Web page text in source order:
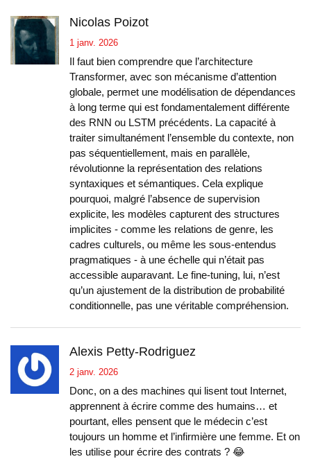
Nicolas Poizot
1 janv. 2026
Il faut bien comprendre que l’architecture
Transformer, avec son mécanisme d’attention
globale, permet une modélisation de dépendances
à long terme qui est fondamentalement différente
des RNN ou LSTM précédents. La capacité à
traiter simultanément l’ensemble du contexte, non
pas séquentiellement, mais en parallèle,
révolutionne la représentation des relations
syntaxiques et sémantiques. Cela explique
pourquoi, malgré l’absence de supervision
explicite, les modèles capturent des structures
implicites - comme les relations de genre, les
cadres culturels, ou même les sous-entendus
pragmatiques - à une échelle qui n’était pas
accessible auparavant. Le fine-tuning, lui, n’est
qu’un ajustement de la distribution de probabilité
conditionnelle, pas une véritable compréhension.
Alexis Petty-Rodriguez
2 janv. 2026
Donc, on a des machines qui lisent tout Internet,
apprennent à écrire comme des humains… et
pourtant, elles pensent que le médecin c’est
toujours un homme et l’infirmière une femme. Et on
les utilise pour écrire des contrats ? 😂